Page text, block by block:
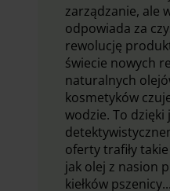
zarządzanie, ale
odpowiada za
rewolucję
świecie nowych
naturalnych
kosmetyków
wodzie. To dzięki
oferty trafiły
jak olej z nasion
kiełków pszenicy...